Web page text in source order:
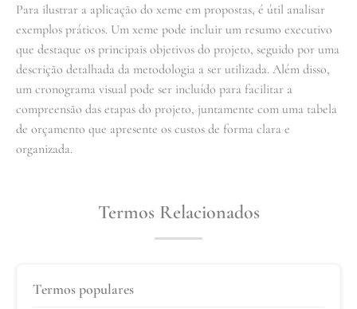
Para ilustrar a aplicação do xeme em propostas, é útil analisar
exemplos práticos. Um xeme pode incluir um resumo executivo
que destaque os principais objetivos do projeto, seguido por uma
descrição detalhada da metodologia a ser utilizada. Além disso,
um cronograma visual pode ser incluído para facilitar a
compreensão das etapas do projeto, juntamente com uma tabela
de orçamento que apresente os custos de forma clara e
organizada.
Termos Relacionados
Termos populares